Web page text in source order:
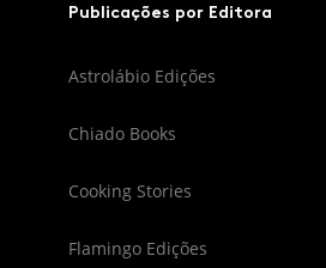
Publicações por Editora
Astrolábio Edições
Chiado Books
Cooking Stories
Flamingo Edições